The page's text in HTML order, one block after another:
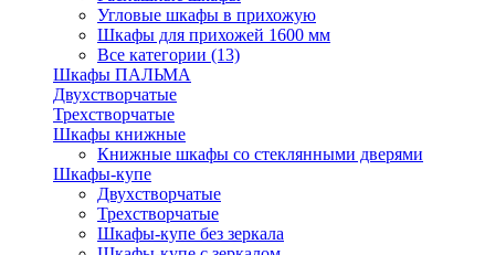
Угловые шкафы в прихожую
Шкафы для прихожей 1600 мм
Все категории (13)
Шкафы ПАЛЬМА
Двухстворчатые
Трехстворчатые
Шкафы книжные
Книжные шкафы со стеклянными дверями
Шкафы-купе
Двухстворчатые
Трехстворчатые
Шкафы-купе без зеркала